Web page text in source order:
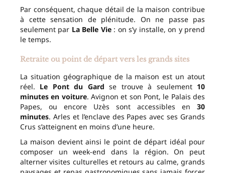
Par conséquent, chaque détail de la maison contribue
à cette sensation de plénitude. On ne passe pas
seulement par La Belle Vie: on s’y installe, on y prend
le temps.
Retraite ou point de départ vers les grands sites
La situation géographique de la maison est un atout
réel. Le Pont du Gard se trouve à seulement 10
minutes en voiture. Avignon et son Pont, le Palais des
Papes, ou encore Uzès sont accessibles en 30
minutes. Arles et l’enclave des Papes avec ses Grands
Crus s’atteignent en moins d’une heure.
La maison devient ainsi le point de départ idéal pour
composer un week-end dans la région. On peut
alterner visites culturelles et retours au calme, grands